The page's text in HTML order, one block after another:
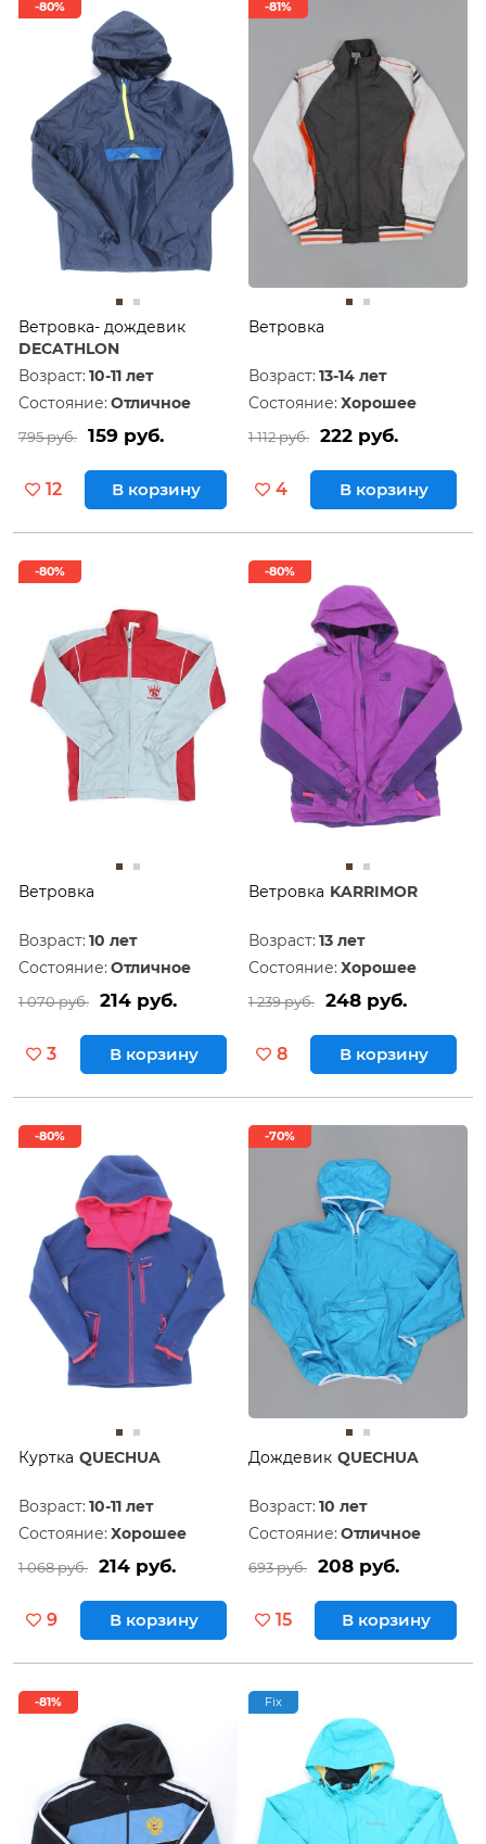
-80%
Ветровка- дождевик
DECATHLON
Возраст: 10-11 лет
Состояние: Отличное
795 руб. 159 руб.
12 В корзину
-81%
Ветровка
Возраст: 13-14 лет
Состояние: Хорошее
1 112 руб. 222 руб.
4 В корзину
-80%
Ветровка
Возраст: 10 лет
Состояние: Отличное
1 070 руб. 214 руб.
3 В корзину
-80%
Ветровка KARRIMOR
Возраст: 13 лет
Состояние: Хорошее
1 239 руб. 248 руб.
8 В корзину
-80%
Куртка QUECHUA
Возраст: 10-11 лет
Состояние: Хорошее
1 068 руб. 214 руб.
9 В корзину
-70%
Дождевик QUECHUA
Возраст: 10 лет
Состояние: Отличное
693 руб. 208 руб.
15 В корзину
-81% Fix